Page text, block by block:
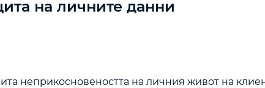
на личните данни
неприкосновеността на личния живот на